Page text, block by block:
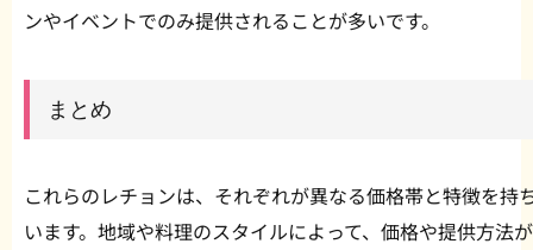
ンやイベントでのみ提供されることが多いです。
まとめ
これらのレチョンは、それぞれが異なる価格帯と特徴を
います。地域や料理のスタイルによって、価格や提供方法